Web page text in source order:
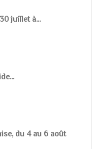
juillet à...
du 4 au 6 août